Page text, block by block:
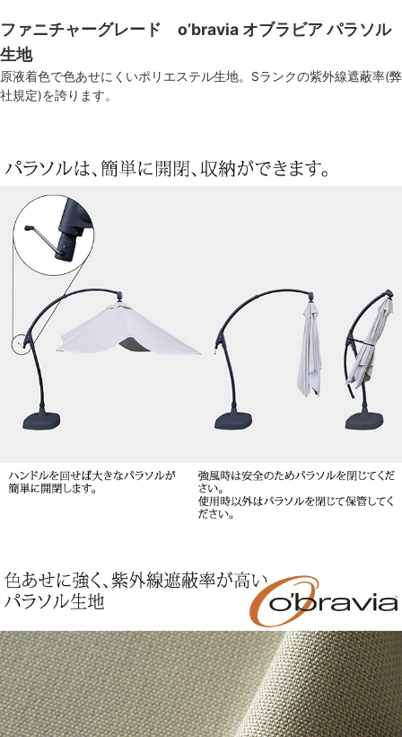
ファニチャーグレード o’bravia オブラビア パラソル
生地
原液着色で色あせにくいポリエステル生地。Sランクの紫外線遮蔽率(弊
社規定)を誇ります。